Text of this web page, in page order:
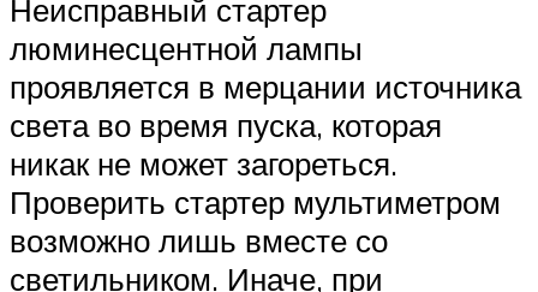
Неисправный стартер
люминесцентной лампы
проявляется в мерцании источника
света во время пуска, которая
никак не может загореться.
Проверить стартер мультиметром
возможно лишь вместе со
светильником. Иначе, при